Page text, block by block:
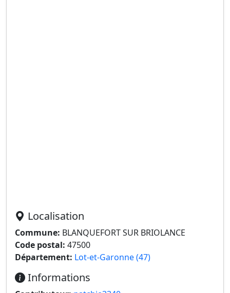
Localisation
Commune: BLANQUEFORT SUR BRIOLANCE
Code postal: 47500
Département: Lot-et-Garonne (47)
Informations